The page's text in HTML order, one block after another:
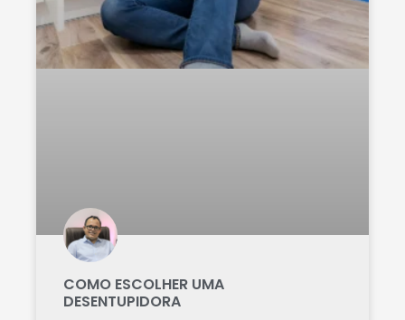
COMO ESCOLHER UMA
DESENTUPIDORA